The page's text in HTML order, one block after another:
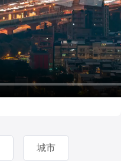
城市